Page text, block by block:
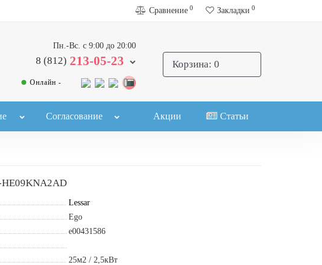
Сравнение 0 Закладки 0
Пн.-Вс. с 9:00 до 20:00
8 (812) 213-05-23
Онлайн -
Корзина: 0
Согласование Акции Статьи
Lessar
Ego
e00431586
25м2 / 2,5кВт